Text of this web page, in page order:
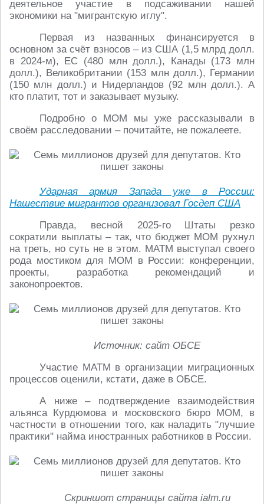
деятельное участие в подсаживании нашей
экономики на "мигрантскую иглу".
Первая из названных финансируется в
основном за счёт взносов – из США (1,5 млрд долл.
в 2024-м), ЕС (480 млн долл.), Канады (173 млн
долл.), Великобритании (153 млн долл.), Германии
(150 млн долл.) и Нидерландов (92 млн долл.). А
кто платит, тот и заказывает музыку.
Подробно о МОМ мы уже рассказывали в
своём расследовании – почитайте, не пожалеете.
Ударная армия Запада уже в России:
Нашествие мигрантов организовал Госдеп США
Правда, весной 2025-го Штаты резко
сократили выплаты – так, что бюджет МОМ рухнул
на треть, но суть не в этом. МАТМ выступал своего
рода мостиком для МОМ в России: конференции,
проекты, разработка рекомендаций и
законопроектов.
Источник: сайт ОБСЕ
Участие МАТМ в организации миграционных
процессов оценили, кстати, даже в ОБСЕ.
А ниже – подтверждение взаимодействия
альянса Курдюмова и московского бюро МОМ, в
частности в отношении того, как наладить "лучшие
практики" найма иностранных работников в России.
Скриншот страницы сайта ialm.ru